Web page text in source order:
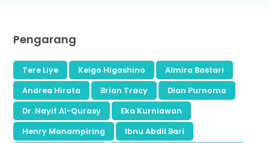
Pengarang
Tere Liye Keigo Higashino
Almira Bastari
Andrea Hirata
Brian Tracy
Dian Purnomo
Dr. Nayif Al-Qurasy
Eka Kurniawan
Henry Manampiring
Ibnu Abdil Bari